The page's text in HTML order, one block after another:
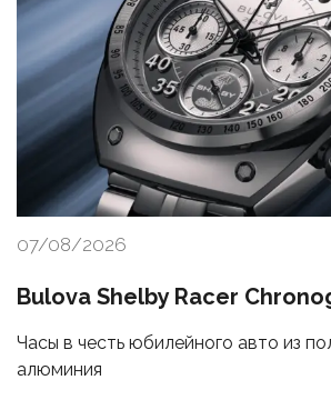
07/08/2026
Bulova Shelby Racer
Часы в честь юбилейного авто из
алюминия